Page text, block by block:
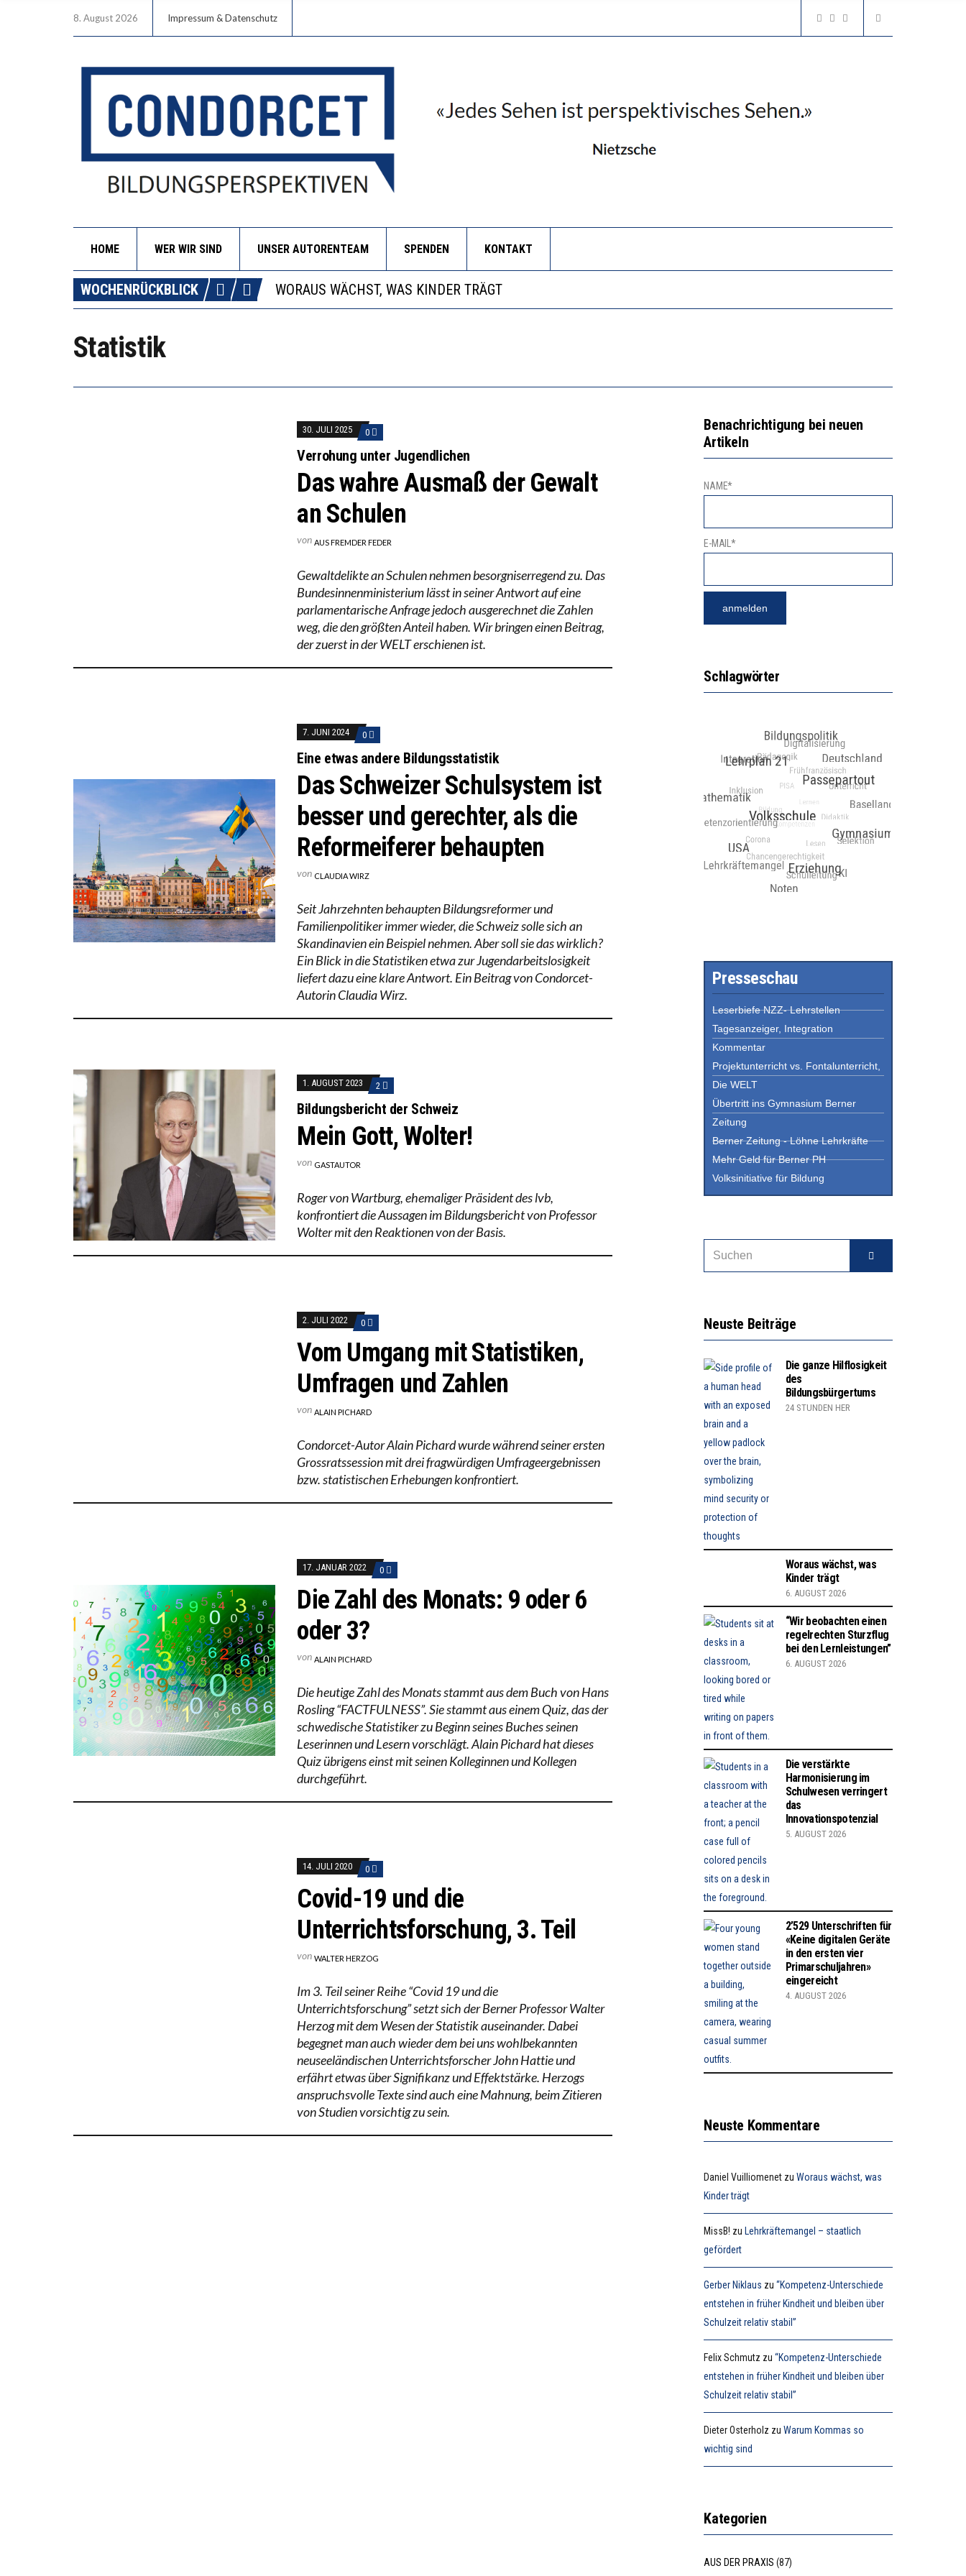
8. August 2026 Impressum & Datenschutz
HOME WER WIR SIND UNSER AUTORENTEAM SPENDEN KONTAKT
WOCHENRÜCKBLICK
DIE GANZE HILFLOSIGKEIT DES BILDUNGSBÜRGERTUMS
WORAUS WÄCHST, WAS KINDER TRÄGT
“WIR BEOBACHTEN EINEN REGELRECHTEN STURZFLUG BEI DEN LERNLEISTUNGEN”
Statistik
30. JULI 2025 0
Verrohung unter Jugendlichen
Das wahre Ausmaß der Gewalt
an Schulen
von AUS FREMDER FEDER
Gewaltdelikte an Schulen nehmen besorgniserregend zu. Das
Bundesinnenministerium lässt in seiner Antwort auf eine
parlamentarische Anfrage jedoch ausgerechnet die Zahlen
weg, die den größten Anteil haben. Wir bringen einen Beitrag,
der zuerst in der WELT erschienen ist.
7. JUNI 2024 0
Eine etwas andere Bildungsstatistik
Das Schweizer Schulsystem ist
besser und gerechter, als die
Reformeiferer behaupten
von CLAUDIA WIRZ
Seit Jahrzehnten behaupten Bildungsreformer und
Familienpolitiker immer wieder, die Schweiz solle sich an
Skandinavien ein Beispiel nehmen. Aber soll sie das wirklich?
Ein Blick in die Statistiken etwa zur Jugendarbeitslosigkeit
liefert dazu eine klare Antwort. Ein Beitrag von Condorcet-
Autorin Claudia Wirz.
1. AUGUST 2023 2
Bildungsbericht der Schweiz
Mein Gott, Wolter!
von GASTAUTOR
Roger von Wartburg, ehemaliger Präsident des lvb,
konfrontiert die Aussagen im Bildungsbericht von Professor
Wolter mit den Reaktionen von der Basis.
2. JULI 2022 0
Vom Umgang mit Statistiken,
Umfragen und Zahlen
von ALAIN PICHARD
Condorcet-Autor Alain Pichard wurde während seiner ersten
Grossratssession mit drei fragwürdigen Umfrageergebnissen
bzw. statistischen Erhebungen konfrontiert.
17. JANUAR 2022 0
Die Zahl des Monats: 9 oder 6
oder 3?
von ALAIN PICHARD
Die heutige Zahl des Monats stammt aus dem Buch von Hans
Rosling “FACTFULNESS”. Sie stammt aus einem Quiz, das der
schwedische Statistiker zu Beginn seines Buches seinen
Leserinnen und Lesern vorschlägt. Alain Pichard hat dieses
Quiz übrigens einst mit seinen Kolleginnen und Kollegen
durchgeführt.
14. JULI 2020 0
Covid-19 und die
Unterrichtsforschung, 3. Teil
von WALTER HERZOG
Im 3. Teil seiner Reihe “Covid 19 und die
Unterrichtsforschung” setzt sich der Berner Professor Walter
Herzog mit dem Wesen der Statistik auseinander. Dabei
begegnet man auch wieder dem bei uns wohlbekannten
neuseeländischen Unterrichtsforscher John Hattie und
erfährt etwas über Signifikanz und Effektstärke. Herzogs
anspruchsvolle Texte sind auch eine Mahnung, beim Zitieren
von Studien vorsichtig zu sein.
Benachrichtigung bei neuen
Artikeln
NAME*
E-MAIL*
Schlagwörter
Presseschau
Leserbiefe NZZ- Lehrstellen
Tagesanzeiger, Integration
Kommentar
Projektunterricht vs. Fontalunterricht,
Die WELT
Übertritt ins Gymnasium Berner
Zeitung
Berner Zeitung - Löhne Lehrkräfte
Mehr Geld für Berner PH
Volksinitiative für Bildung
Neuste Beiträge
Die ganze Hilflosigkeit
des
Bildungsbürgertums
24 STUNDEN HER
Woraus wächst, was
Kinder trägt
6. AUGUST 2026
“Wir beobachten einen
regelrechten Sturzflug
bei den Lernleistungen”
6. AUGUST 2026
Die verstärkte
Harmonisierung im
Schulwesen verringert
das
Innovationspotenzial
5. AUGUST 2026
2’529 Unterschriften für
«Keine digitalen Geräte
in den ersten vier
Primarschuljahren»
eingereicht
4. AUGUST 2026
Neuste Kommentare
Daniel Vuilliomenet zuWoraus wächst, was
Kinder trägt
MissB! zu Lehrkräftemangel – staatlich
gefördert
Gerber Niklaus zu“Kompetenz-Unterschiede
entstehen in früher Kindheit und bleiben über
Schulzeit relativ stabil”
Felix Schmutz zu“Kompetenz-Unterschiede
entstehen in früher Kindheit und bleiben über
Schulzeit relativ stabil”
Dieter Osterholz zuWarum Kommas so
wichtig sind
Kategorien
AUS DER PRAXIS (87)